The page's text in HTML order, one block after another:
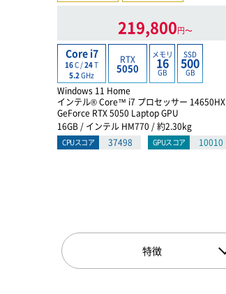
219,800円〜
Core i7
16C /24T
5.2 GHz
RTX
5050
メモリ
16
GB
SSD
500
GB
Windows 11 Home
インテル® Core™ i7 プロセッサー 14650HX
GeForce RTX 5050 Laptop GPU
16GB / インテル HM770 / 約2.30kg
CPUスコア 37498 GPUスコア 10010
特徴